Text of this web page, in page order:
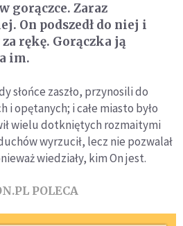
gorączce. Zaraz
On podszedł do niej i
rękę. Gorączka ją
im.
słońce zaszło, przynosili do
i opętanych; i całe miasto było
wielu dotkniętych rozmaitymi
wyrzucił, lecz nie pozwalał
wiedziały, kim On jest.
POLECA